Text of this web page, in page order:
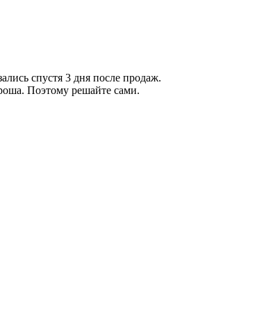
спустя 3 дня после продаж.
Поэтому решайте сами.